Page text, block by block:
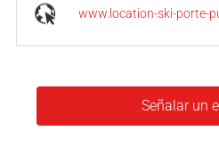
www.location-ski-porte-
Señalar un